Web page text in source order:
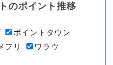
のポイント推移
ポイントタウン
フリ ワラウ